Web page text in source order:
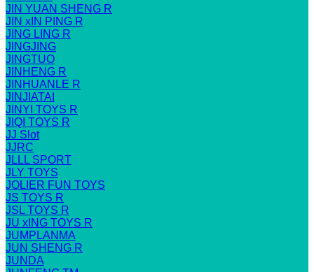
JIN YUAN SHENG R
JIN xIN PING R
JING LING R
JINGJING
JINGTUO
JINHENG R
JINHUANLE R
JINJIATAI
JINYI TOYS R
JIQI TOYS R
JJ Slot
JJRC
JLLL SPORT
JLY TOYS
JOLIER FUN TOYS
JS TOYS R
JSL TOYS R
JU xING TOYS R
JUMPLANMA
JUN SHENG R
JUNDA